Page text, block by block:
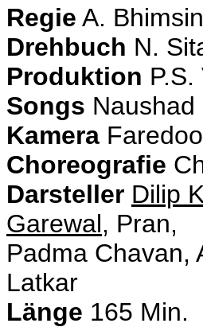
Regie A.
Drehbuch N.
Produktion
Songs Naushad
Kamera
Choreografie
Darsteller Dilip
Garewal, Pran,
Padma Chavan,
Latkar
Länge 165 Min.